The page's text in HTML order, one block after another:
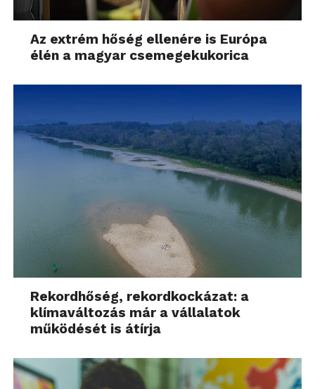
Az extrém hőség ellenére is Európa
élén a magyar csemegekukorica
Rekordhőség, rekordkockázat: a
klímaváltozás már a vállalatok
működését is átírja